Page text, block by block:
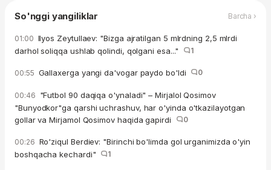
So'nggi yangiliklar Barcha ›
01:00 Ilyos Zeytullaev: "Bizga ajratilgan 5 mlrdning 2,5 mlrdi
darhol soliqqa ushlab qolindi, qolgani esa..."
1
00:55 Gallaxerga yangi da'vogar paydo bo'ldi 0
00:46 "Futbol 90 daqiqa o'ynaladi" – Mirjalol Qosimov
"Bunyodkor"ga qarshi uchrashuv, har o'yinda o'tkazilayotgan
gollar va Mirjamol Qosimov haqida gapirdi
0
00:26 Ro'ziqul Berdiev: "Birinchi bo'limda gol urganimizda o'yin
boshqacha kechardi"
1